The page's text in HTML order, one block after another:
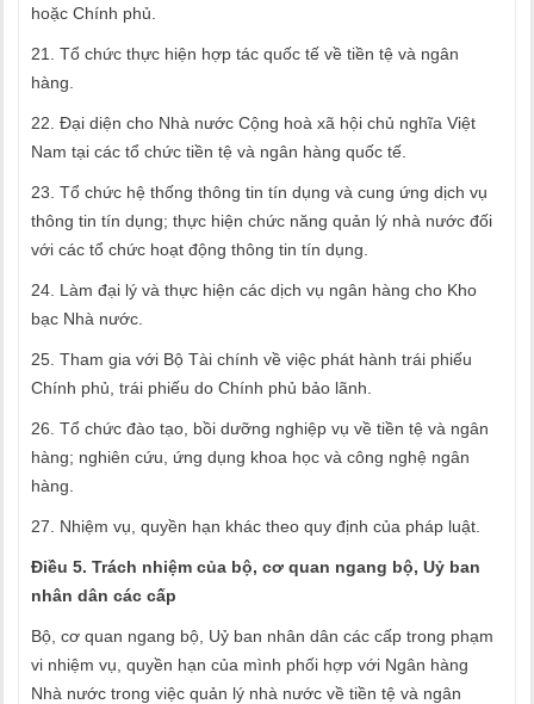
hoặc Chính phủ.
21. Tổ chức thực hiện hợp tác quốc tế về tiền tệ và ngân
hàng.
22. Đại diện cho Nhà nước Cộng hoà xã hội chủ nghĩa Việt
Nam tại các tổ chức tiền tệ và ngân hàng quốc tế.
23. Tổ chức hệ thống thông tin tín dụng và cung ứng dịch vụ
thông tin tín dụng; thực hiện chức năng quản lý nhà nước đối
với các tổ chức hoạt động thông tin tín dụng.
24. Làm đại lý và thực hiện các dịch vụ ngân hàng cho Kho
bạc Nhà nước.
25. Tham gia với Bộ Tài chính về việc phát hành trái phiếu
Chính phủ, trái phiếu do Chính phủ bảo lãnh.
26. Tổ chức đào tạo, bồi dưỡng nghiệp vụ về tiền tệ và ngân
hàng; nghiên cứu, ứng dụng khoa học và công nghệ ngân
hàng.
27. Nhiệm vụ, quyền hạn khác theo quy định của pháp luật.
Điều 5. Trách nhiệm của bộ, cơ quan ngang bộ, Uỷ ban
nhân dân các cấp
Bộ, cơ quan ngang bộ, Uỷ ban nhân dân các cấp trong phạm
vi nhiệm vụ, quyền hạn của mình phối hợp với Ngân hàng
Nhà nước trong việc quản lý nhà nước về tiền tệ và ngân